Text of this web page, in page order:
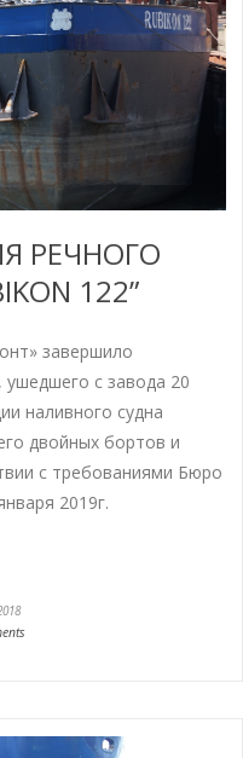
РЕЧНОГО
122”
завершило
ушедшего с завода 20
наливного судна
двойных бортов и
с требованиями Бюро
2019г.